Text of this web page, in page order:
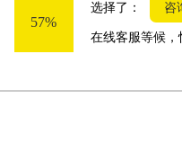
57%
选择了： 咨
在线客服等候，